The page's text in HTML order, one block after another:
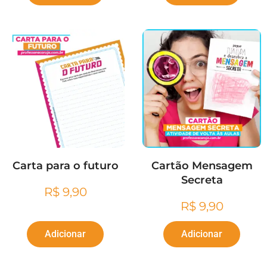
Carta para o futuro
R$9,90
Adicionar
Cartão Mensagem
Secreta
R$9,90
Adicionar